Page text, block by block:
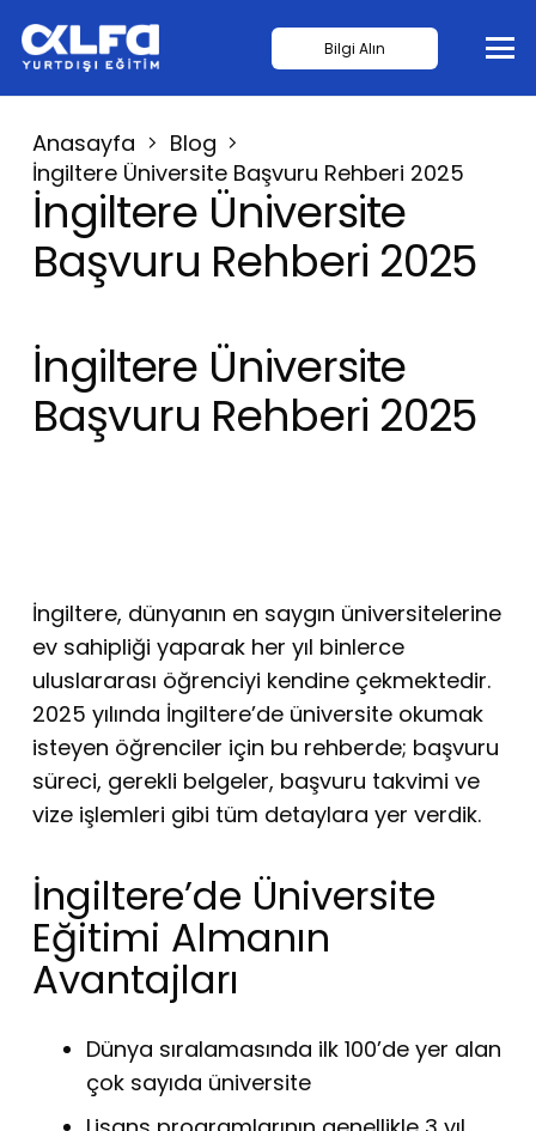
Bilgi Alın
Anasayfa
Blog
İngiltere Üniversite Başvuru Rehberi 2025
İngiltere Üniversite
Başvuru Rehberi 2025
İngiltere Üniversite
Başvuru Rehberi 2025
İngiltere, dünyanın en saygın üniversitelerine
ev sahipliği yaparak her yıl binlerce
uluslararası öğrenciyi kendine çekmektedir.
2025 yılında İngiltere’de üniversite okumak
isteyen öğrenciler için bu rehberde; başvuru
süreci, gerekli belgeler, başvuru takvimi ve
vize işlemleri gibi tüm detaylara yer verdik.
İngiltere’de Üniversite
Eğitimi Almanın
Avantajları
Dünya sıralamasında ilk 100’de yer alan
çok sayıda üniversite